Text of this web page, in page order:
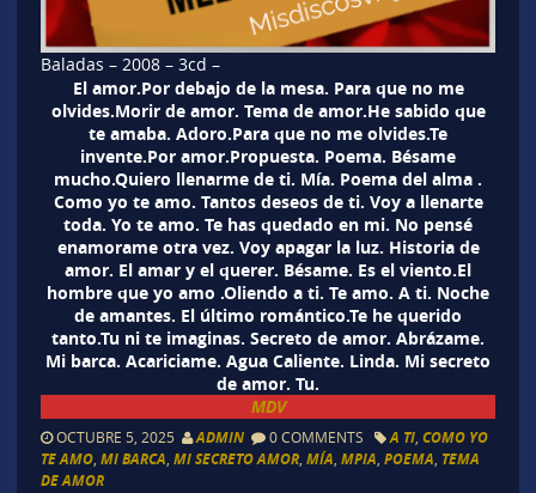
Baladas – 2008 – 3cd –
El amor.Por debajo de la mesa. Para que no me
olvides.Morir de amor. Tema de amor.He sabido que
te amaba. Adoro.Para que no me olvides.Te
invente.Por amor.Propuesta. Poema. Bésame
mucho.Quiero llenarme de ti. Mía. Poema del alma .
Como yo te amo. Tantos deseos de ti. Voy a llenarte
toda. Yo te amo. Te has quedado en mi. No pensé
enamorame otra vez. Voy apagar la luz. Historia de
amor. El amar y el querer. Bésame. Es el viento.El
hombre que yo amo .Oliendo a ti. Te amo. A ti. Noche
de amantes. El último romántico.Te he querido
tanto.Tu ni te imaginas. Secreto de amor. Abrázame.
Mi barca. Acariciame. Agua Caliente. Linda. Mi secreto
de amor. Tu.
MDV
OCTUBRE 5, 2025 ADMIN 0 COMMENTS A TI, COMO YO
TE AMO, MI BARCA, MI SECRETO AMOR, MÍA, MPIA, POEMA, TEMA
DE AMOR